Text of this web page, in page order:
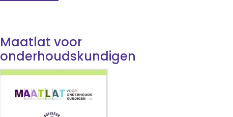
Maatlat voor
onderhoudskundigen